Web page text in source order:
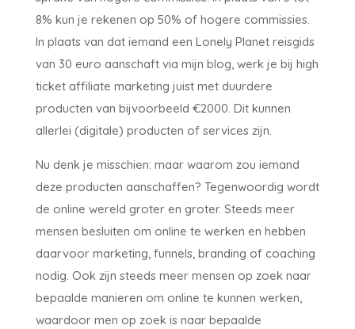
8% kun je rekenen op 50% of hogere commissies.
In plaats van dat iemand een Lonely Planet reisgids
van 30 euro aanschaft via mijn blog, werk je bij high
ticket affiliate marketing juist met duurdere
producten van bijvoorbeeld €2000. Dit kunnen
allerlei (digitale) producten of services zijn.
Nu denk je misschien: maar waarom zou iemand
deze producten aanschaffen? Tegenwoordig wordt
de online wereld groter en groter. Steeds meer
mensen besluiten om online te werken en hebben
daarvoor marketing, funnels, branding of coaching
nodig. Ook zijn steeds meer mensen op zoek naar
bepaalde manieren om online te kunnen werken,
waardoor men op zoek is naar bepaalde